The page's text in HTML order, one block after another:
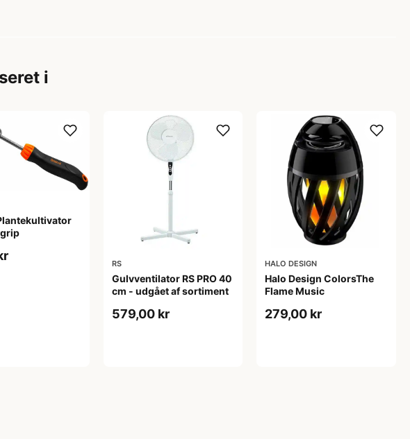
i
RS
Gulvventilator RS PRO 40
cm - udgået af sortiment
579,00 kr
HALO DESIGN
Halo Design ColorsThe
Flame Music
279,00 kr